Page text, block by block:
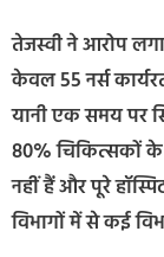
तेजस्वी ने आरोप
केवल 55 नर्स
यानी एक समय पर
80% चिकित्सकों
नहीं हैं और पूरे
विभागों में से कई